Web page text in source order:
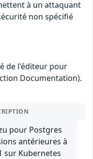
à un attaquant
non spécifié
de l'éditeur pour
Documentation).
pour Postgres
antérieures à
sur Kubernetes